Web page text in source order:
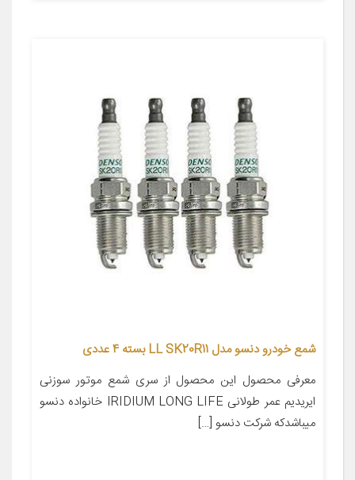
شمع خودرو دنسو مدل LL SK20R11 بسته 4 عددی
معرفی محصول این محصول از سری شمع موتور سوزنی
ایریدیم عمر طولانی IRIDIUM LONG LIFE خانواده دنسو
میباشدکه شرکت دنسو […]